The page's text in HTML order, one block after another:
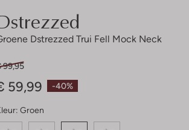
Dstrezzed Trui Fell Mock Neck
-40%
99,95
59,99
Groen